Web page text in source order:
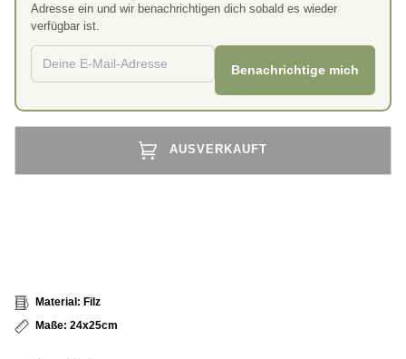
Adresse ein und wir benachrichtigen dich sobald es wieder
verfügbar ist.
Benachrichtige mich
AUSVERKAUFT
Material: Filz
Maße: 24x25cm